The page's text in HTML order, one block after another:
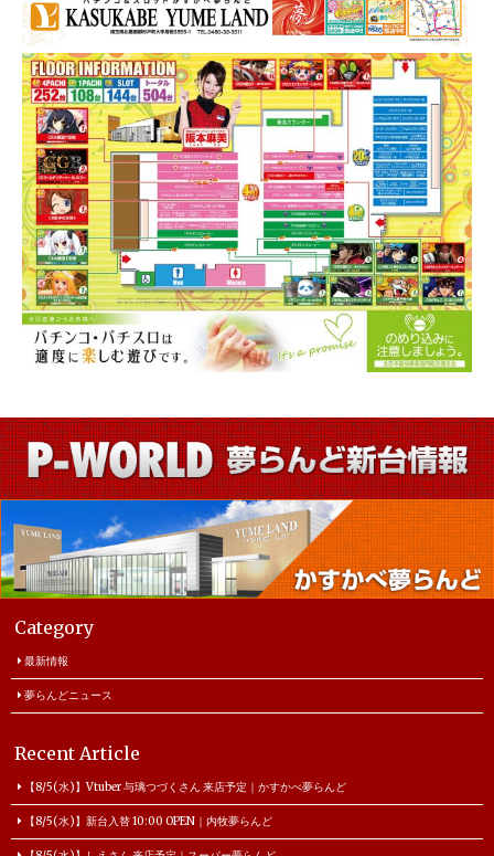
Category
最新情報
夢らんどニュース
Recent Article
【8/5(水)】Vtuber 与璃つづくさん 来店予定｜かすかべ夢らんど
【8/5(水)】新台入替 10:00 OPEN｜内牧夢らんど